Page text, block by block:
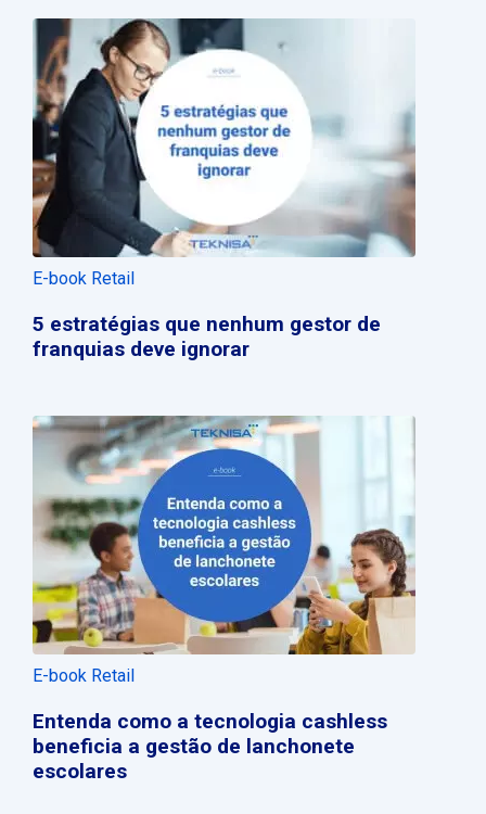
E-book Retail
5 estratégias que nenhum gestor de
franquias deve ignorar
E-book Retail
Entenda como a tecnologia cashless
beneficia a gestão de lanchonete
escolares